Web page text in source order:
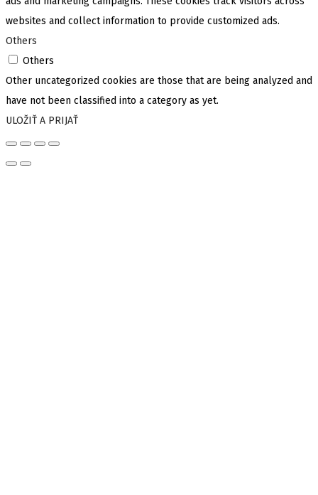
websites and collect information to provide customized ads.
Others
Others
Other uncategorized cookies are those that are being analyzed and
have not been classified into a category as yet.
ULOŽIŤ A PRIJAŤ